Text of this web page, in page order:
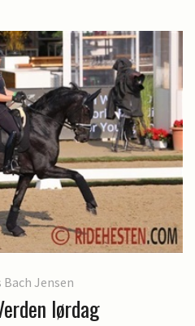
Jensen
lørdag